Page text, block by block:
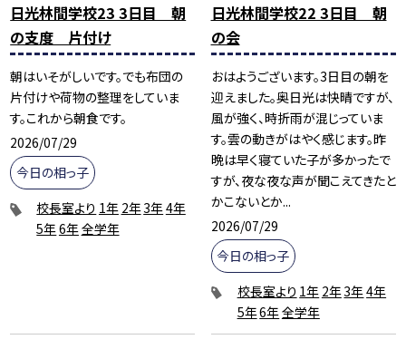
日光林間学校23 3日目 朝
の支度 片付け
朝はいそがしいです。でも布団の
片付けや荷物の整理をしていま
す。これから朝食です。
2026/07/29
今日の相っ子
校長室より 1年 2年3年4年
5年6年全学年
日光林間学校22 3日目 朝
の会
おはようございます。3日目の朝を
迎えました。奥日光は快晴ですが、
風が強く、時折雨が混じっていま
す。雲の動きがはやく感じます。昨
晩は早く寝ていた子が多かったで
すが、夜な夜な声が聞こえてきたと
かこないとか...
2026/07/29
今日の相っ子
校長室より 1年 2年3年4年
5年6年全学年